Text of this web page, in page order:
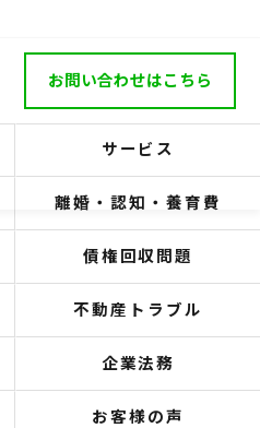
お問い合わせはこちら
サービス
離婚・認知・養育費
債権回収問題
不動産トラブル
企業法務
お客様の声